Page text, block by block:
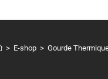
> E-shop > Gourde